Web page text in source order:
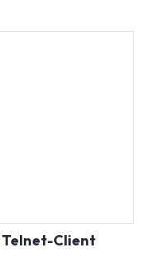
Telnet-Client